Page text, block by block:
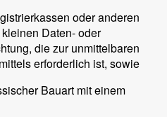
oder anderen
Daten- oder
die zur unmittelbaren
erforderlich ist, sowie
Bauart mit einem